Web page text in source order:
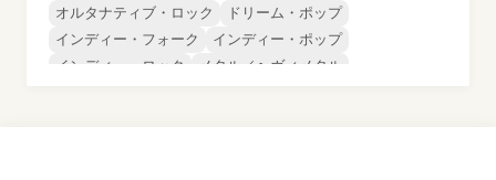
オルタナティブ・ロック
ドリーム・ポップ
インディー・フォーク
インディー・ポップ
インディー・ロック
メタル／ヘヴィメタル